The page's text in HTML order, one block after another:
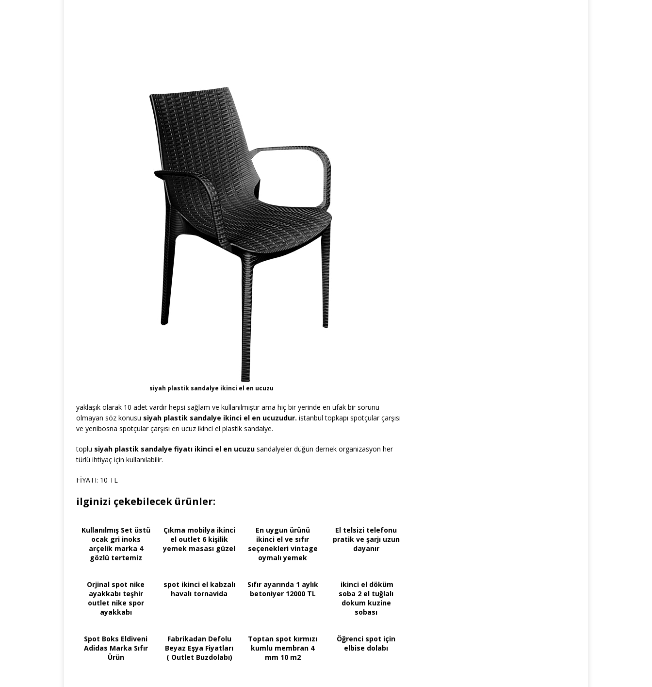
siyah plastik sandalye ikinci el en ucuzu
yaklaşık olarak 10 adet vardır hepsi sağlam ve kullanılmıştır ama hiç bir yerinde en ufak bir sorunu
olmayan söz konusu siyah plastik sandalye ikinci el en ucuzudur. istanbul topkapı spotçular çarşısı
ve yenibosna spotçular çarşısı en ucuz ikinci el plastik sandalye.
toplu siyah plastik sandalye fiyatı ikinci el en ucuzu sandalyeler düğün dernek organizasyon her
türlü ihtiyaç için kullanılabilir.
FİYATI: 10 TL
ilginizi çekebilecek ürünler:
Kullanılmış Set üstü
ocak gri inoks
arçelik marka 4
gözlü tertemiz
Çıkma mobilya ikinci
el outlet 6 kişilik
yemek masası güzel
En uygun ürünü
ikinci el ve sıfır
seçenekleri vintage
oymalı yemek
El telsizi telefonu
pratik ve şarjı uzun
dayanır
Orjinal spot nike
ayakkabı teşhir
outlet nike spor
ayakkabı
spot ikinci el kabzalı
havalı tornavida
Sıfır ayarında 1 aylık
betoniyer 12000 TL
ikinci el döküm
soba 2 el tuğlalı
dokum kuzine
sobası
Spot Boks Eldiveni
Adidas Marka Sıfır
Ürün
Fabrikadan Defolu
Beyaz Eşya Fiyatları
( Outlet Buzdolabı)
Toptan spot kırmızı
kumlu membran 4
mm 10 m2
Öğrenci spot için
elbise dolabı